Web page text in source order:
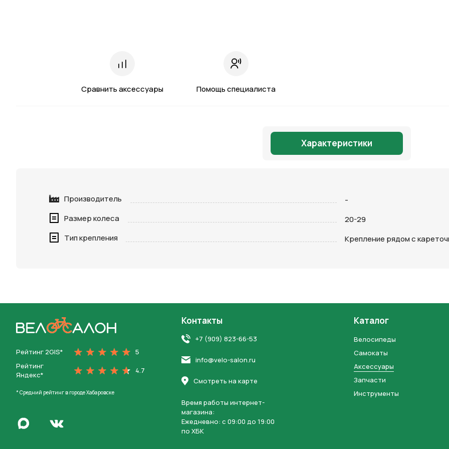
Сравнить аксессуары Помощь специалиста
Характеристики
Производитель
-
Размер колеса
20-29
Тип крепления
Крепление рядом с
Рейтинг 2GIS*
5
Рейтинг
Яндекс*
4.7
* Средний рейтинг в городе Хабаровске
Написать в MaxПерейти во Вконтакте
Контакты
+7 (909) 823-66-53
info@velo-salon.ru
Смотреть на карте
Время работы интернет-
магазина:
Ежедневно: c 09:00 до 19:00
по ХБК
Каталог
Велосипеды
Самокаты
Аксессуары
Запчасти
Инструменты
персональных данных и соглашаетесь с политикой конфиденциальности